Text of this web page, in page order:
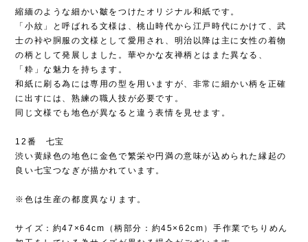
縮緬のような細かい皺をつけたオリジナル和紙です。
「小紋」と呼ばれる文様は、桃山時代から江戸時代にかけて、武
士の裃や胴服の文様として愛用され、明治以降は主に女性の着物
の柄として発展しました。華やかな友禅柄とはまた異なる、
「粋」な魅力を持ちます。
和紙に刷る為には専用の型を用いますが、非常に細かい柄を正確
に出すには、熟練の職人技が必要です。
同じ文様でも地色が異なると違う表情を見せます。
12番 七宝
渋い黄緑色の地色に金色で繁栄や円満の意味が込められた縁起の
良い七宝つなぎが描かれています。
※色は生産の都度異なります。
サイズ：約47×64cm（柄部分：約45×62cm）手作業でちりめん